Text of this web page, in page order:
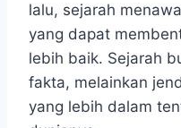
lalu, sejarah
yang dapat
lebih baik. Sejarah
fakta, melainkan
yang lebih dalam